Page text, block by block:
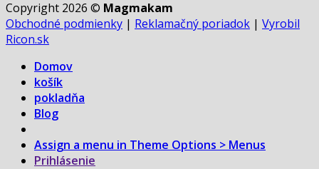
Copyright 2026 © Magmakam
Obchodné podmienky | Reklamačný poriadok | Vyrobil
Ricon.sk
Domov
košík
pokladňa
Blog
Assign a menu in Theme Options > Menus
Prihlásenie